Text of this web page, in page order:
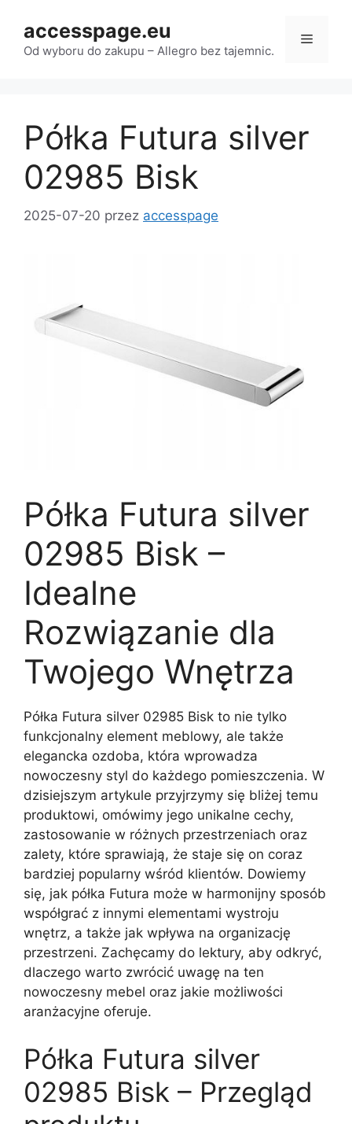
treści
accesspage.eu
Od wyboru do zakupu – Allegro bez tajemnic.
Menu
Półka Futura silver
02985 Bisk
2025-07-20 przez accesspage
Półka Futura silver
02985 Bisk –
Idealne
Rozwiązanie dla
Twojego Wnętrza
Półka Futura silver 02985 Bisk to nie tylko
funkcjonalny element meblowy, ale także
elegancka ozdoba, która wprowadza
nowoczesny styl do każdego pomieszczenia. W
dzisiejszym artykule przyjrzymy się bliżej temu
produktowi, omówimy jego unikalne cechy,
zastosowanie w różnych przestrzeniach oraz
zalety, które sprawiają, że staje się on coraz
bardziej popularny wśród klientów. Dowiemy
się, jak półka Futura może w harmonijny sposób
współgrać z innymi elementami wystroju
wnętrz, a także jak wpływa na organizację
przestrzeni. Zachęcamy do lektury, aby odkryć,
dlaczego warto zwrócić uwagę na ten
nowoczesny mebel oraz jakie możliwości
aranżacyjne oferuje.
Półka Futura silver
02985 Bisk – Przegląd